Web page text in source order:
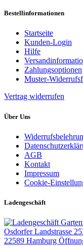
Bestellinformationen
Startseite
Kunden-Login
Hilfe
Zahlungsoptionen
Muster-
Vertrag widerrufen
Über Uns
AGB
Kontakt
Impressum
Cookie-
Ladengeschäft
Osdorfer Landstrasse
22589 Hamburg